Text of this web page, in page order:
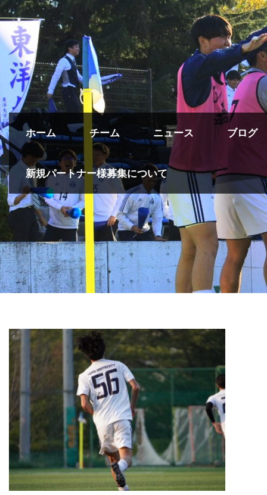
ホーム チーム ニュース ブログ
新規パートナー様募集について